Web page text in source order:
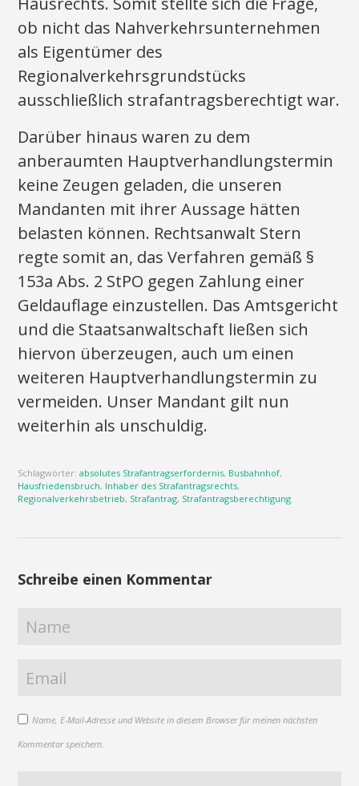
ob nicht das Nahverkehrsunternehmen
als Eigentümer des
Regionalverkehrsgrundstücks
ausschließlich strafantragsberechtigt war.
Darüber hinaus waren zu dem
anberaumten Hauptverhandlungstermin
keine Zeugen geladen, die unseren
Mandanten mit ihrer Aussage hätten
belasten können. Rechtsanwalt Stern
regte somit an, das Verfahren gemäß §
153a Abs. 2 StPO gegen Zahlung einer
Geldauflage einzustellen. Das Amtsgericht
und die Staatsanwaltschaft ließen sich
hiervon überzeugen, auch um einen
weiteren Hauptverhandlungstermin zu
vermeiden. Unser Mandant gilt nun
weiterhin als unschuldig.
Schlagwörter:absolutes Strafantragserfordernis, Busbahnhof,
Hausfriedensbruch, Inhaber des Strafantragsrechts,
Regionalverkehrsbetrieb, Strafantrag, Strafantragsberechtigung
Schreibe einen Kommentar
Name, E-Mail-Adresse und Website in diesem Browser für meinen nächsten
Kommentar speichern.